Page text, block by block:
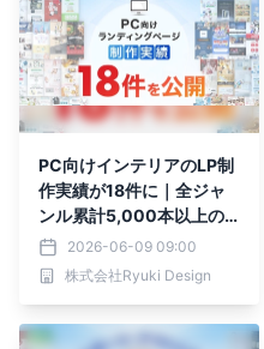
PC向けインテリアのLP制
作実績が18件に｜全ジャ
ンル累計5,000本以上の
制作実績2026-06-09 09:00
株式会社Ryuki Design